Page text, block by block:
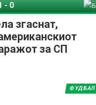
згаснат,
за СП
-0
ФУДБАЛ